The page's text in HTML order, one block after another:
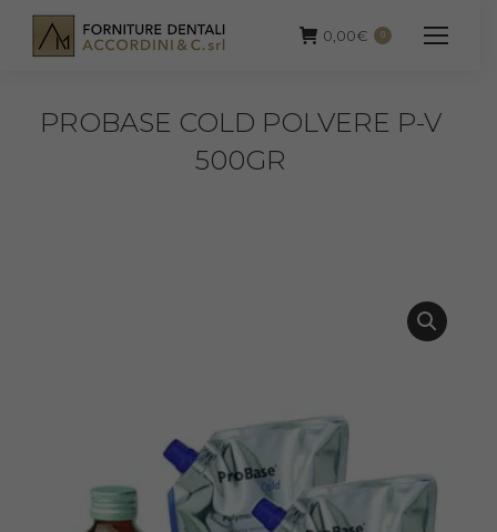
0,00€ 0
PROBASE COLD POLVERE P-V
500GR